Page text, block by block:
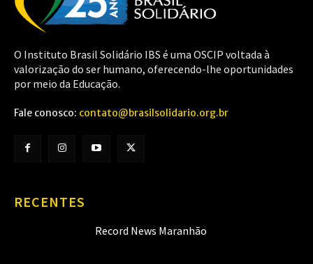
O Instituto Brasil Solidário IBS é uma OSCIP voltada à
valorização do ser humano, oferecendo-lhe oportunidades
por meio da Educação.
Fale conosco: contato@brasilsolidario.org.br
RECENTES
Record News Maranhão